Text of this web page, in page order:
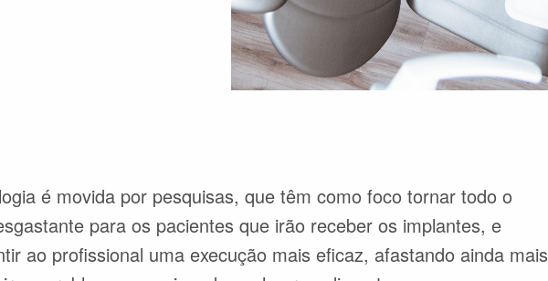
é movida por pesquisas, que têm como foco tornar todo o
para os pacientes que irão receber os implantes, e
ao profissional uma execução mais eficaz, afastando ainda mais